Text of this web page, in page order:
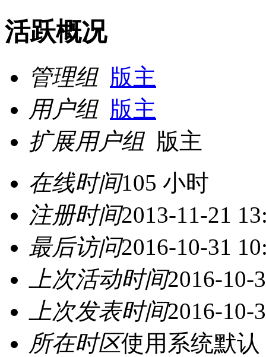
活跃概况
管理组 版主
用户组 版主
扩展用户组 版主
在线时间105 小时
注册时间2013-11-21
最后访问2016-10-31
上次活动时间2016-10-
上次发表时间2016-10-
所在时区使用系统默认